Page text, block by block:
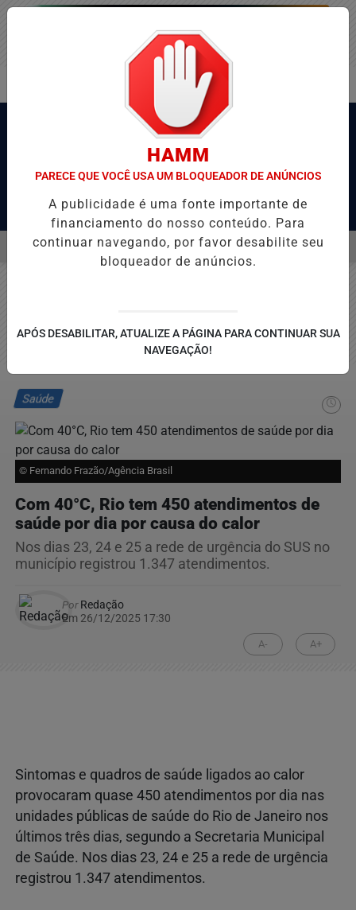
Pesquisar Notícia
MG EMPATA COM O JUVENTUDE E DEIXA VAGA NAS QUARTAS DA
MENU
Saúde
© Fernando Frazão/Agência Brasil
Com 40°C, Rio tem 450 atendimentos de
saúde por dia por causa do calor
Nos dias 23, 24 e 25 a rede de urgência do SUS no
município registrou 1.347 atendimentos.
PorRedação
Em 26/12/2025 17:30
A- A+
Sintomas e quadros de saúde ligados ao calor
provocaram quase 450 atendimentos por dia nas
unidades públicas de saúde do Rio de Janeiro nos
últimos três dias, segundo a Secretaria Municipal
de Saúde. Nos dias 23, 24 e 25 a rede de urgência
registrou 1.347 atendimentos.
HAMM
PARECE QUE VOCÊ USA UM BLOQUEADOR DE ANÚNCIOS
A publicidade é uma fonte importante de
financiamento do nosso conteúdo. Para
continuar navegando, por favor desabilite seu
bloqueador de anúncios.
APÓS DESABILITAR, ATUALIZE A PÁGINA PARA CONTINUAR SUA
NAVEGAÇÃO!